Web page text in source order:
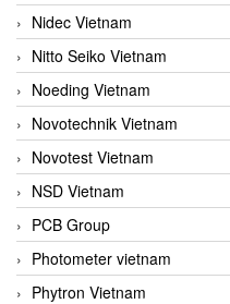
Nidec Vietnam
Nitto Seiko Vietnam
Noeding Vietnam
Novotechnik Vietnam
Novotest Vietnam
NSD Vietnam
PCB Group
Photometer vietnam
Phytron Vietnam